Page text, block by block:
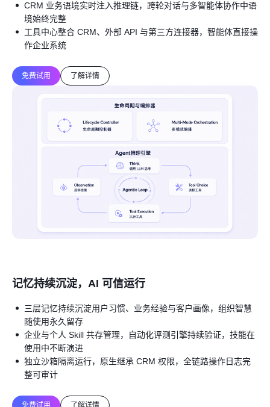
CRM 业务语境实时注入推理链，跨轮对话与多智能体协作中语
境始终完整
工具中心整合 CRM、外部 API 与第三方连接器，智能体直接操
作企业系统
免费试用 了解详情
记忆持续沉淀，AI 可信运行
三层记忆持续沉淀用户习惯、业务经验与客户画像，组织智慧
随使用永久留存
企业与个人 Skill 共存管理，自动化评测引擎持续验证，技能在
使用中不断演进
独立沙箱隔离运行，原生继承 CRM 权限，全链路操作日志完
整可审计
免费试用 了解详情